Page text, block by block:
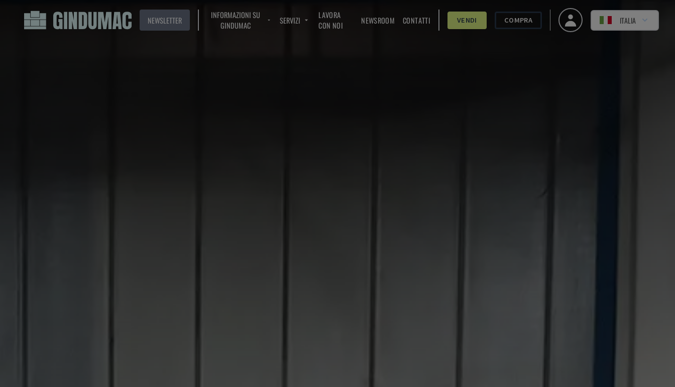
NEWSLETTER
INFORMAZIONI SU
GINDUMAC
SERVIZI
LAVORA
CON NOI
NEWSROOM CONTATTI VENDI COMPRA ITALIA